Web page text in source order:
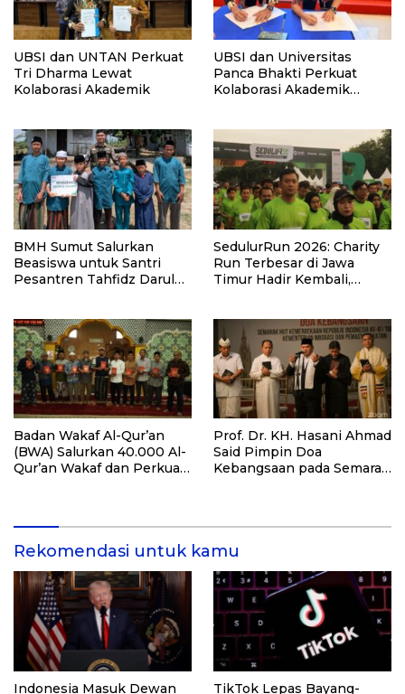
UBSI dan UNTAN Perkuat
Tri Dharma Lewat
Kolaborasi Akademik
UBSI dan Universitas
Panca Bhakti Perkuat
Kolaborasi Akademik
BMH Sumut Salurkan
Beasiswa untuk Santri
Pesantren Tahfidz Darul
SedulurRun 2026: Charity
Run Terbesar di Jawa
Timur Hadir Kembali,
Santri dan Guru Honorer
Badan Wakaf Al-Qur’an
(BWA) Salurkan 40.000 Al-
Qur’an Wakaf dan Perkuat
Prof. Dr. KH. Hasani Ahmad
Said Pimpin Doa
Kebangsaan pada Semarak
Rekomendasi untuk kamu
Indonesia Masuk Dewan TikTok Lepas Bayang-